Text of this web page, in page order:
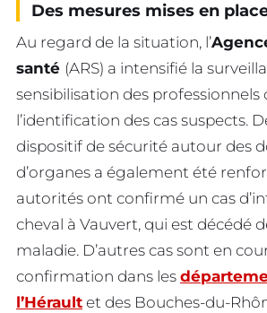
Des mesures mises en
Au regard de la situation, l’
santé (ARS) a intensifié la
sensibilisation des professionnels
l’identification des cas suspects.
dispositif de sécurité autour des
d’organes a également été
autorités ont confirmé un cas
cheval à Vauvert, qui est décédé
maladie. D’autres cas sont en
confirmation dans les
l’Hérault et des Bouches-du-